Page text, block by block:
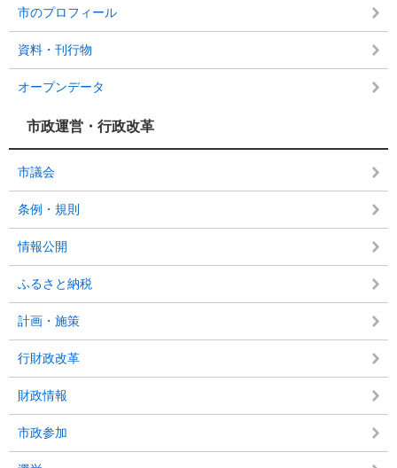
市のプロフィール
資料・刊行物
オープンデータ
市政運営・行政改革
市議会
条例・規則
情報公開
ふるさと納税
計画・施策
行財政改革
財政情報
市政参加